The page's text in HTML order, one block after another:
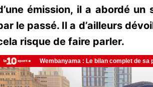
émission, il a abordé
le passé. Il a d’ailleurs
risque de faire parler.